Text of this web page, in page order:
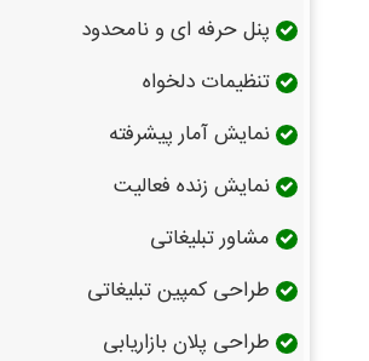
پنل حرفه ای و نامحدود
تنظیمات دلخواه
نمایش آمار پیشرفته
نمایش زنده فعالیت
مشاور تبلیغاتی
طراحی کمپین تبلیغاتی
طراحی پلان بازاریابی